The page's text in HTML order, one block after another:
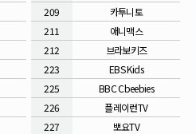
209
카투니토
211
애니맥스
212
브라보키즈
223
EBS Kids
225
BBC Cbeebies
226
플레이런TV
227
뽀요TV